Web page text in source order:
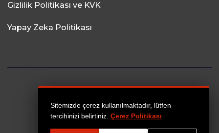
Sitemizde çerez kullanılmaktadır, lütfen
tercihinizi belirtiniz. Çerez Politikası
Gizlilik Politikası ve KVK
Yapay Zeka Politikası